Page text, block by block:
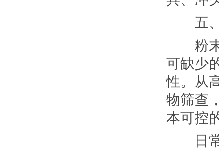
五、
粉末
可缺少
性。从
物筛查
本可控
日常